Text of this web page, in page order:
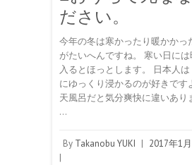
ださい。
今年の冬は寒かったり暖かかっ
がたいへんですね。 寒い日に
入るとほっとします。 日本人
にゆっくり浸かるのが好きです
天風呂だと気分爽快に違いあり
…
By Takanobu YUKI | 2017年1
|